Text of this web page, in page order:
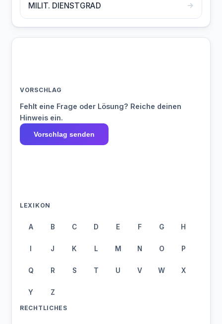
MILIT. DIENSTGRAD →
VORSCHLAG
Fehlt eine Frage oder Lösung? Reiche deinen
Hinweis ein.
Vorschlag senden
LEXIKON
A B C D E F G H
I J K L M N O P
Q R S T U V W X
Y Z
RECHTLICHES